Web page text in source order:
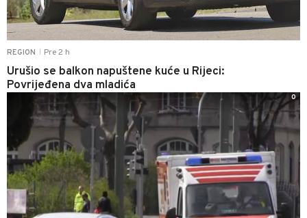
REGION Pre 2 h
Urušio se balkon napuštene kuće u Rijeci:
Povrijeđena dva mladića
0